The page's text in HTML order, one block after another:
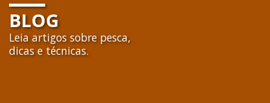
BLOG
Leia artigos sobre pesca,
dicas e técnicas.